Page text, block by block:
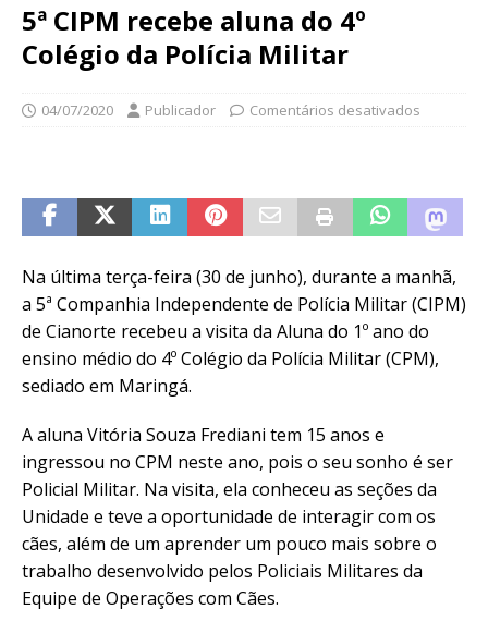
5ª CIPM recebe aluna do 4º
Colégio da Polícia Militar
04/07/2020 Publicador Comentários desativados
Na última terça-feira (30 de junho), durante a manhã,
a 5ª Companhia Independente de Polícia Militar (CIPM)
de Cianorte recebeu a visita da Aluna do 1º ano do
ensino médio do 4º Colégio da Polícia Militar (CPM),
sediado em Maringá.
A aluna Vitória Souza Frediani tem 15 anos e
ingressou no CPM neste ano, pois o seu sonho é ser
Policial Militar. Na visita, ela conheceu as seções da
Unidade e teve a oportunidade de interagir com os
cães, além de um aprender um pouco mais sobre o
trabalho desenvolvido pelos Policiais Militares da
Equipe de Operações com Cães.